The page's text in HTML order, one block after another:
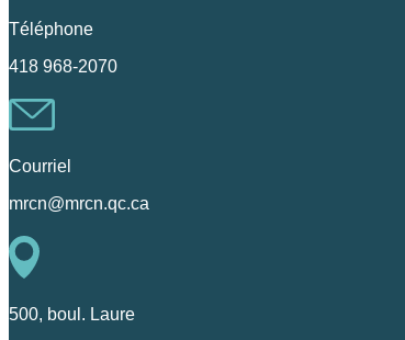
Téléphone
418 968-2070
Courriel
mrcn@mrcn.qc.ca
500, boul. Laure